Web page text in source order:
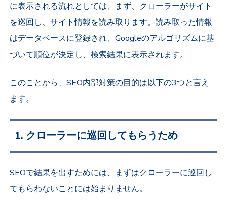
に表示される流れとしては、まず、クローラーがサイト
を巡回し、サイト情報を読み取ります。読み取った情報
はデータベースに登録され、Googleのアルゴリズムに基
づいて順位が決定し、検索結果に表示されます。
このことから、SEO内部対策の目的は以下の3つと言え
ます。
1. クローラーに巡回してもらうため
SEOで結果を出すためには、まずはクローラーに巡回し
てもらわないことには始まりません。